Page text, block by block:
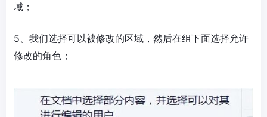
域；
5、我们选择可以被修改的区域，然后在组下面选择允许
修改的角色；